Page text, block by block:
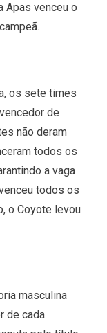
Apas venceu o
os sete times
de
não deram
todos os
a vaga
todos os
o Coyote levou
masculina
de cada